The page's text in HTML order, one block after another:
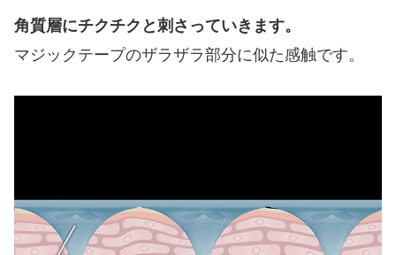
角質層にチクチクと刺さっていきます。
マジックテープのザラザラ部分に似た感触です。